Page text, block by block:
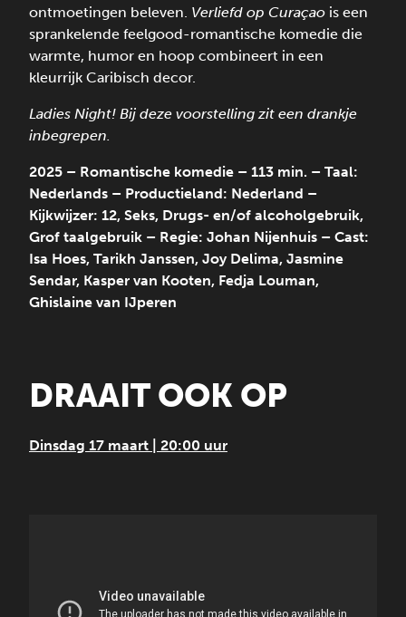
ontmoetingen beleven. Verliefd op Curaçao is een
sprankelende feelgood-romantische komedie die
warmte, humor en hoop combineert in een
kleurrijk Caribisch decor.
Ladies Night! Bij deze voorstelling zit een drankje
inbegrepen.
2025 – Romantische komedie – 113 min. – Taal:
Nederlands – Productieland: Nederland –
Kijkwijzer: 12, Seks, Drugs- en/of alcoholgebruik,
Grof taalgebruik – Regie: Johan Nijenhuis – Cast:
Isa Hoes, Tarikh Janssen, Joy Delima, Jasmine
Sendar, Kasper van Kooten, Fedja Louman,
Ghislaine van IJperen
DRAAIT OOK OP
Dinsdag 17 maart | 20:00 uur